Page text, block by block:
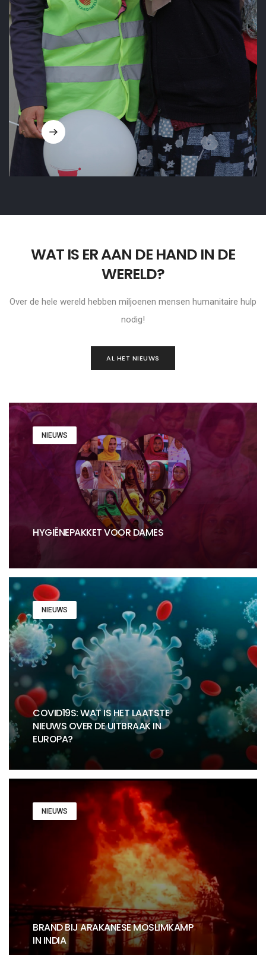
WAT IS ER AAN DE HAND IN DE
WERELD?
Over de hele wereld hebben miljoenen mensen humanitaire hulp
nodig!
AL HET NIEUWS
NIEUWS
HYGIËNEPAKKET VOOR DAMES
NIEUWS
COVID19S: WAT IS HET LAATSTE
NIEUWS OVER DE UITBRAAK IN
EUROPA?
NIEUWS
BRAND BIJ ARAKANESE MOSLIMKAMP
IN INDIA